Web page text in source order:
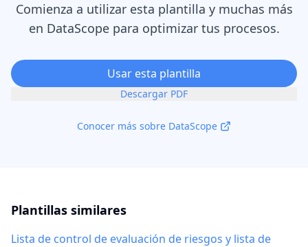
Comienza a utilizar esta plantilla y muchas más
en DataScope para optimizar tus procesos.
Usar esta plantilla
Descargar PDF
Conocer más sobre DataScope
Plantillas similares
Lista de control de evaluación de riesgos y lista de